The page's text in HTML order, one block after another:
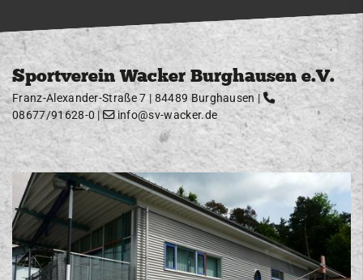
Sportverein Wacker Burghausen e.V.
Franz-Alexander-Straße 7 | 84489 Burghausen |
08677/91628-0 | info@sv-wacker.de